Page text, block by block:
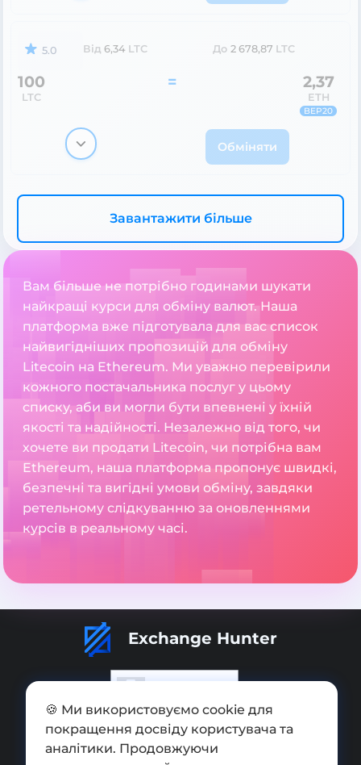
5.0 Від 6,34 LTC До 2 678,87 LTC
100
LTC
= 2,37
ETH
BEP20
Обміняти
Завантажити більше
Вам більше не потрібно годинами шукати
найкращі курси для обміну валют. Наша
платформа вже підготувала для вас список
найвигідніших пропозицій для обміну
Litecoin на Ethereum. Ми уважно перевірили
кожного постачальника послуг у цьому
списку, аби ви могли бути впевнені у їхній
якості та надійності. Незалежно від того, чи
хочете ви продати Litecoin, чи потрібна вам
Ethereum, наша платформа пропонує швидкі,
безпечні та вигідні умови обміну, завдяки
ретельному слідкуванню за оновленнями
курсів в реальному часі.
Exchange Hunter
Додати обмінник
Мапа сайту
🍪 Ми використовуємо cookie для
покращення досвіду користувача та
аналітики. Продовжуючи